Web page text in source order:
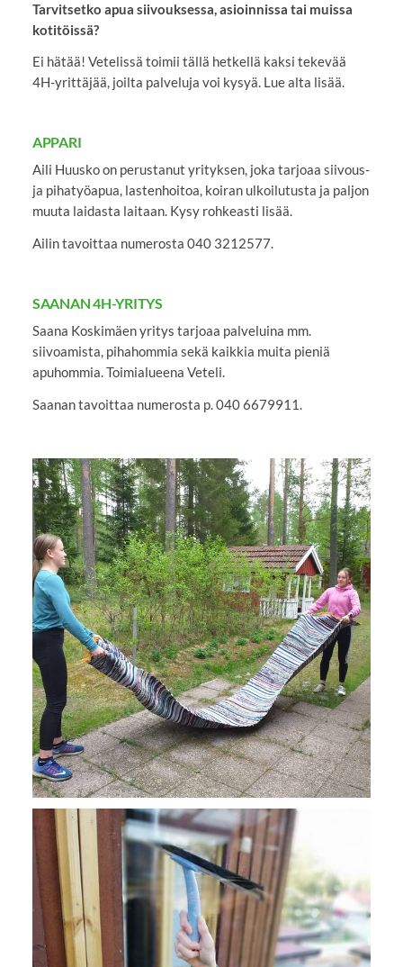
Tarvitsetko apua siivouksessa, asioinnissa tai muissa
kotitöissä?
Ei hätää! Vetelissä toimii tällä hetkellä kaksi tekevää
4H-yrittäjää, joilta palveluja voi kysyä. Lue alta lisää.
APPARI
Aili Huusko on perustanut yrityksen, joka tarjoaa siivous-
ja pihatyöapua, lastenhoitoa, koiran ulkoilutusta ja paljon
muuta laidasta laitaan. Kysy rohkeasti lisää.
Ailin tavoittaa numerosta 040 3212577.
SAANAN 4H-YRITYS
Saana Koskimäen yritys tarjoaa palveluina mm.
siivoamista, pihahommia sekä kaikkia muita pieniä
apuhommia. Toimialueena Veteli.
Saanan tavoittaa numerosta p. 040 6679911.